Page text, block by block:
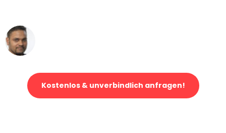
Kostenlos & unverbindlich anfragen!